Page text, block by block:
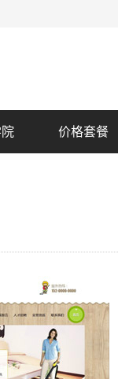
价格套餐